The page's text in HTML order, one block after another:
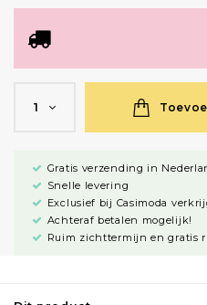
1
Gratis verzending in
Snelle levering
Exclusief bij Casimoda
Achteraf betalen mogelijk!
Ruim zichttermijn en gratis